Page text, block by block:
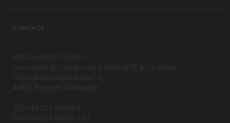
CONTACT
VISUS Health IT GmbH
une société de CompuGroup Medical SE & Co. KGaA
Gesundheitscampus-Süd 15
44801 Bochum, Allemagne
TÉL +49 234 93693-0
FAX +49 234 93693-199